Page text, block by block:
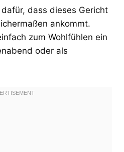
dass dieses Gericht
ankommt.
zum Wohlfühlen ein
oder als